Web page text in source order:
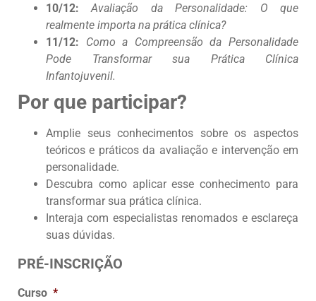
10/12:
Avaliação da Personalidade: O que
realmente importa na prática clínica?
11/12:
Como a Compreensão da Personalidade
Pode Transformar sua Prática Clínica
Infantojuvenil.
Por que participar?
Amplie seus conhecimentos sobre os aspectos
teóricos e práticos da avaliação e intervenção em
personalidade.
Descubra como aplicar esse conhecimento para
transformar sua prática clínica.
Interaja com especialistas renomados e esclareça
suas dúvidas.
PRÉ-INSCRIÇÃO
Curso *